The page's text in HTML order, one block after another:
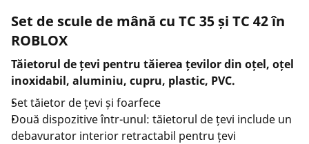
Set de scule de mână cu TC 35 și TC 42 în
ROBLOX
Tăietorul de țevi pentru tăierea țevilor din oțel, oțel
inoxidabil, aluminiu, cupru, plastic, PVC.
Set tăietor de țevi și foarfece
Două dispozitive într-unul: tăietorul de țevi include un
debavurator interior retractabil pentru țevi